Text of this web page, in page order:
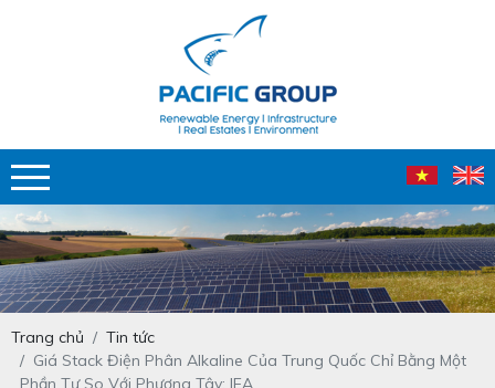
Trang chủ
Tin tức
Giá Stack Điện Phân Alkaline Của Trung Quốc Chỉ Bằng Một
Phần Tư So Với Phương Tây: IEA